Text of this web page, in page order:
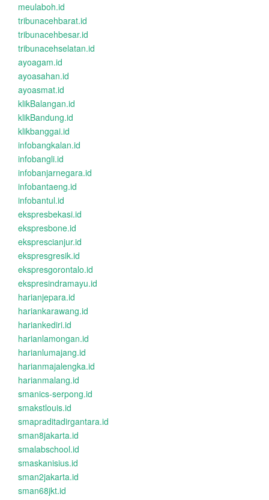
meulaboh.id
tribunacehbarat.id
tribunacehbesar.id
tribunacehselatan.id
ayoagam.id
ayoasahan.id
ayoasmat.id
klikBalangan.id
klikBandung.id
klikbanggai.id
infobangkalan.id
infobangli.id
infobanjarnegara.id
infobantaeng.id
infobantul.id
ekspresbekasi.id
ekspresbone.id
eksprescianjur.id
ekspresgresik.id
ekspresgorontalo.id
ekspresindramayu.id
harianjepara.id
hariankarawang.id
hariankediri.id
harianlamongan.id
harianlumajang.id
harianmajalengka.id
harianmalang.id
smanics-serpong.id
smakstlouis.id
smapraditadirgantara.id
sman8jakarta.id
smalabschool.id
smaskanisius.id
sman2jakarta.id
sman68jkt.id